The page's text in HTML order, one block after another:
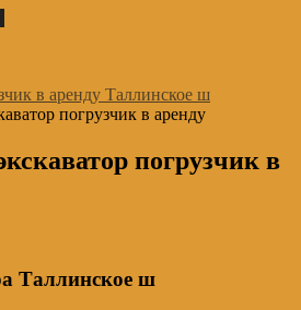
в аренду Таллинское ш
погрузчик в аренду
погрузчик в
Таллинское ш